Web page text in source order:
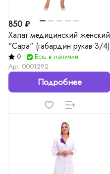
850 ₽
Халат медицинский женский
"Сара" (габардин рукав 3/4)
0
Есть в наличии
Арт. 0001292
Подробнее